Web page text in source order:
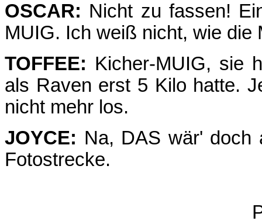
OSCAR: Nicht zu fassen!
MUIG. Ich weiß nicht, wie die
TOFFEE: Kicher-MUIG, sie
als Raven erst 5 Kilo hatte.
nicht mehr los.
JOYCE: Na, DAS wär' doch
Fotostrecke.